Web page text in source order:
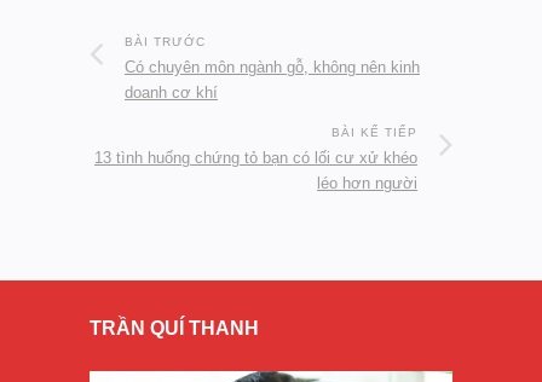
BÀI TRƯỚC
Có chuyên môn ngành gỗ, không nên kinh
doanh cơ khí
BÀI KẾ TIẾP
13 tình huống chứng tỏ bạn có lối cư xử khéo
léo hơn người
TRẦN QUÍ THANH